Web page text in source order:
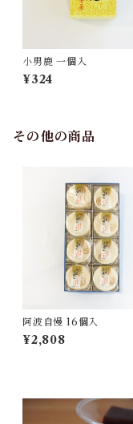
小男鹿 一個入
¥324
その他の商品
阿波自慢 16個入
¥2,808